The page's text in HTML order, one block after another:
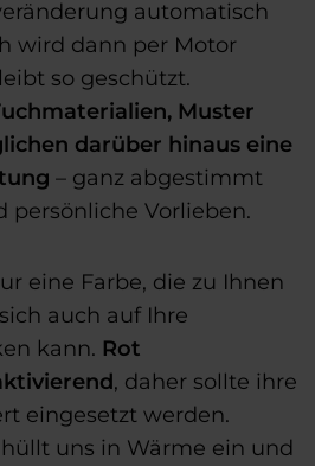
automatisch
wird dann per Motor
so geschützt.
Muster
darüber hinaus eine
– ganz abgestimmt
persönliche Vorlieben.
eine Farbe, die zu Ihnen
auch auf Ihre
kann. Rot
, daher sollte ihre
eingesetzt werden.
hüllt uns in Wärme ein und